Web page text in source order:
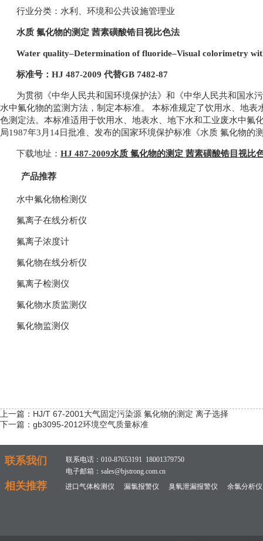
行业分类：水利、环境和公共设施管理业
水质 氟化物的测定 茜素磺酸锆目视比色法
Water quality–Determination of fluoride–Visual colorimetry
标准号：HJ 487-2009 代替GB 7482-87
为贯彻《中华人民共和国环境保护法》和《中华人民共和国水
水中氟化物的监测方法，制定本标准。 本标准规定了饮用水、地
色测定法。本标准适用于饮用水、地表水、地下水和工业废水中氟
局1987年3月14日批准、发布的国家环境保护标准《水质 氟化物的
下载地址： HJ 487-2009水质 氟化物的测定 茜素磺酸锆目视比
产品推荐
水中氟化物检测仪
氟离子在线分析仪
氟离子浓度计
氟化物在线分析仪
氟离子检测仪
氟化物水质监测仪
氟化物监测仪
上一篇： HJ/T 67-2001大气固定污染源 氟化物的测定 离子选择
下一篇： gb3095-2012环境空气质量标准
联系我们
联系电话：010-87653191 18001379750
电子邮箱：sales@bjstrong.com.cn
相关推荐 进口气体检测仪 漏氯报警仪 臭氧泄漏报警仪 余氯分析仪